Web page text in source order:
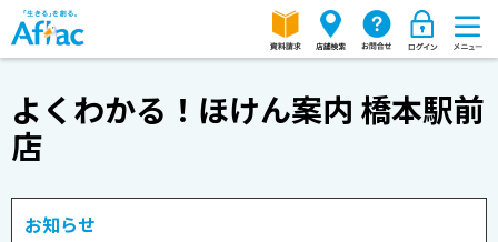
よくわかる！ほけん案内 橋本駅前
店
お知らせ